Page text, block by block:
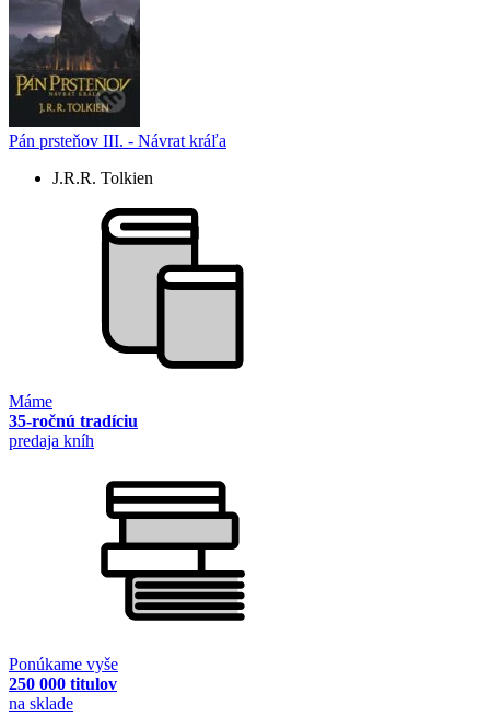
Pán prsteňov III. - Návrat kráľa
J.R.R. Tolkien
Máme
35-ročnú tradíciu
predaja kníh
Ponúkame vyše
250 000 titulov
na sklade